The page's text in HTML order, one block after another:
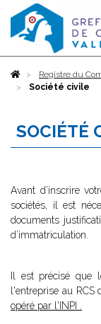
AccueilRegistre du
Société civile
SOCIÉTÉ
Avant d’inscrire
sociétés, il est
documents
d’immatriculation.
Il est précisé que
l'entreprise au RCS
opéré par l'INPI